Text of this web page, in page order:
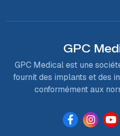
GPC
GPC Medical est une
fournit des implants et des
conformément aux